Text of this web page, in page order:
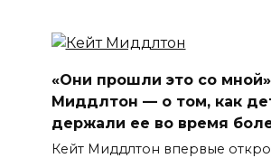
«Они прошли это со
Миддлтон — о том, как
держали ее во время
Кейт Миддлтон впервые